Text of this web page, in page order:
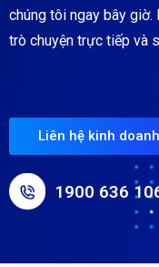
chúng tôi ngay bây
trò chuyện trực tiếp và
Liên hệ kinh doanh
1900 636